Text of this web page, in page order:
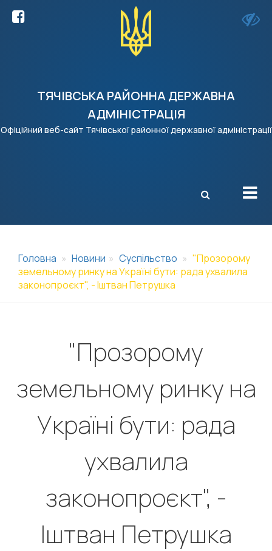
ТЯЧІВСЬКА РАЙОННА ДЕРЖАВНА
АДМІНІСТРАЦІЯ
Офіційний веб-сайт Тячівської районної державної адміністрації
X
Головна Новини Суспільство
"Прозорому
земельному ринку на Україні бути: рада ухвалила
законопроєкт", - Іштван Петрушка
"Прозорому
земельному ринку на
Україні бути: рада
ухвалила
законопроєкт", -
Іштван Петрушка